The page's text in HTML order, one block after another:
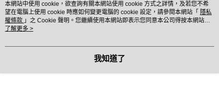
熱門標籤
本網站中使用 cookie，欲查詢有關本網站使用 cookie 方式之詳情，及若您不希
望在電腦上使用 cookie 時應如何變更電腦的 cookie 設定，請參閱本網站「 隱私
權條款 」之 Cookie 聲明。您繼續使用本網站即表示您同意本公司得按本網站使
用條款之 Cookie 聲明使用 cookie。
了解更多 >
我知道了